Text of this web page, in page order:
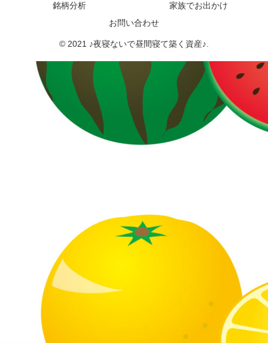
銘柄分析
家族でお出かけ
お問い合わせ
© 2021 ♪夜寝ないで昼間寝て築く資産♪.